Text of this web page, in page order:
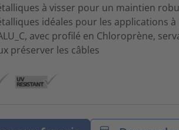
à visser pour un maintien
idéales pour les applications
avec profilé en Chloroprène,
préserver les câbles